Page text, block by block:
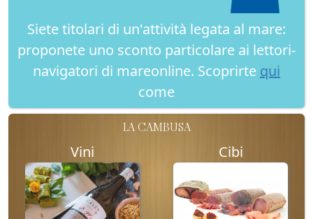
Siete titolari di un'attività legata al mare:
proponete uno sconto particolare ai lettori-
navigatori di mareonline. Scoprirte qui
come
LA CAMBUSA
Vini Cibi